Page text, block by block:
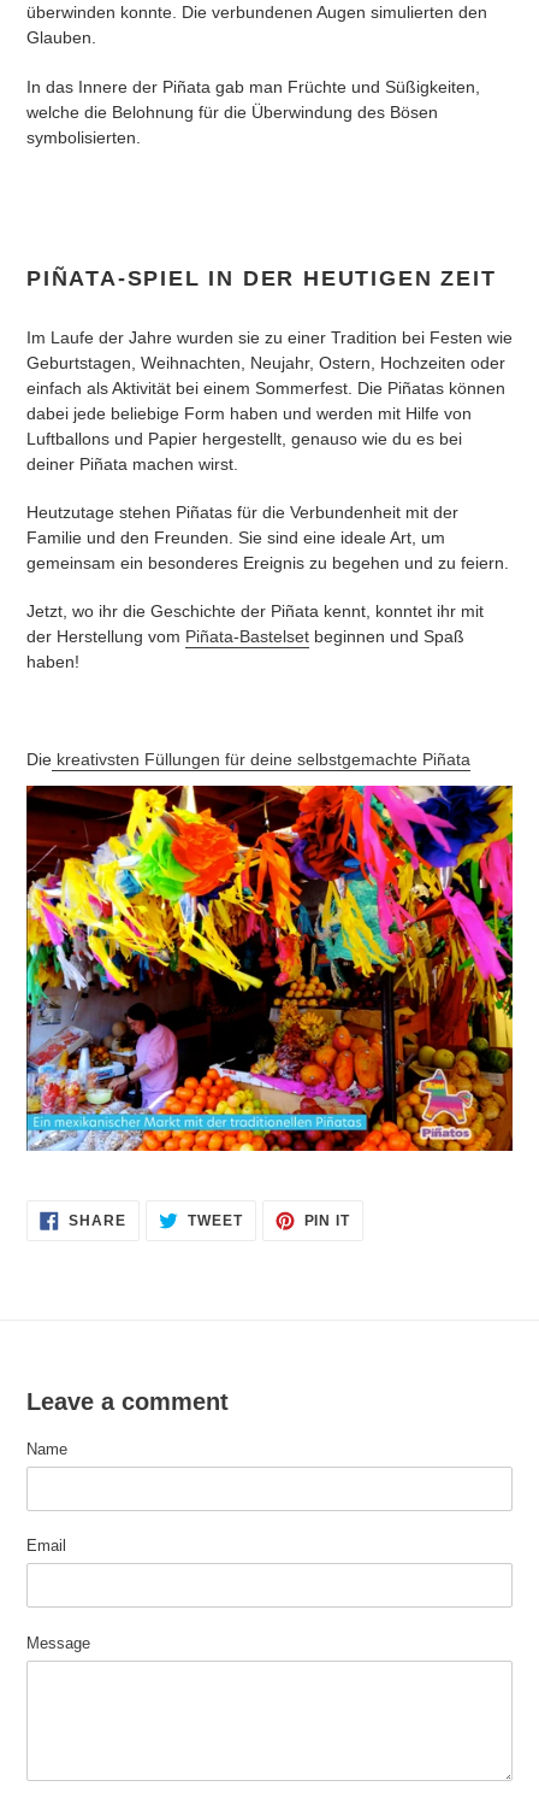
überwinden konnte. Die verbundenen Augen simulierten den
Glauben.
In das Innere der Piñata gab man Früchte und Süßigkeiten,
welche die Belohnung für die Überwindung des Bösen
symbolisierten.
PIÑATA-SPIEL IN DER HEUTIGEN ZEIT
Im Laufe der Jahre wurden sie zu einer Tradition bei Festen wie
Geburtstagen, Weihnachten, Neujahr, Ostern, Hochzeiten oder
einfach als Aktivität bei einem Sommerfest. Die Piñatas können
dabei jede beliebige Form haben und werden mit Hilfe von
Luftballons und Papier hergestellt, genauso wie du es bei
deiner Piñata machen wirst.
Heutzutage stehen Piñatas für die Verbundenheit mit der
Familie und den Freunden. Sie sind eine ideale Art, um
gemeinsam ein besonderes Ereignis zu begehen und zu feiern.
Jetzt, wo ihr die Geschichte der Piñata kennt, konntet ihr mit
der Herstellung vom Piñata-Bastelset beginnen und Spaß
haben!
Die kreativsten Füllungen für deine selbstgemachte Piñata
SHARESHARE TWEETTWEET
PIN ITPIN
Leave a comment
Name
Email
Message